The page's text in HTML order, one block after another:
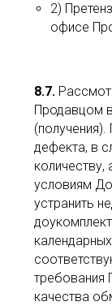
2)
офисе
8.7.
Продавцом
(получения).
дефекта, в
количеству,
условиям
устранить
требования
качества